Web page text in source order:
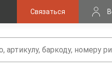
Связаться